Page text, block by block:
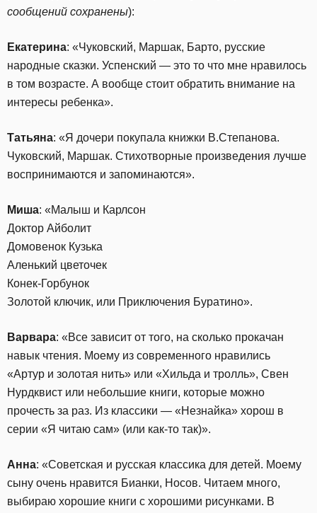
сообщений сохранены):
Екатерина: «Чуковский, Маршак, Барто, русские
народные сказки. Успенский — это то что мне нравилось
в том возрасте. А вообще стоит обратить внимание на
интересы ребенка».
Татьяна: «Я дочери покупала книжки В.Степанова.
Чуковский, Маршак. Стихотворные произведения лучше
воспринимаются и запоминаются».
Миша: «Малыш и Карлсон
Доктор Айболит
Домовенок Кузька
Аленький цветочек
Конек-Горбунок
Золотой ключик, или Приключения Буратино».
Варвара: «Все зависит от того, на сколько прокачан
навык чтения. Моему из современного нравились
«Артур и золотая нить» или «Хильда и тролль», Свен
Нурдквист или небольшие книги, которые можно
прочесть за раз. Из классики — «Незнайка» хорош в
серии «Я читаю сам» (или как-то так)».
Анна: «Советская и русская классика для детей. Моему
сыну очень нравится Бианки, Носов. Читаем много,
выбираю хорошие книги с хорошими рисунками. В